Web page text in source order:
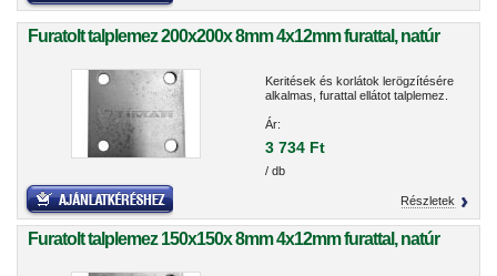
Furatolt talplemez 200x200x 8mm 4x12mm furattal, natúr
Keritések és korlátok lerögzítésére
alkalmas, furattal ellátot talplemez.
Ár:
3 734 Ft
/ db
Részletek
Furatolt talplemez 150x150x 8mm 4x12mm furattal, natúr